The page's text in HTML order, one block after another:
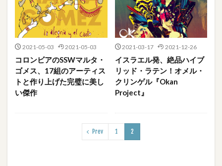
2021-05-03 2021-05-03
コロンビアのSSWマルタ・
ゴメス、17組のアーティス
トと作り上げた完璧に美し
い傑作
2021-03-17 2021-12-26
イスラエル発、絶品ハイブ
リッド・ラテン！オメル・
クリンゲル『Okan
Project』
Prev 1 2